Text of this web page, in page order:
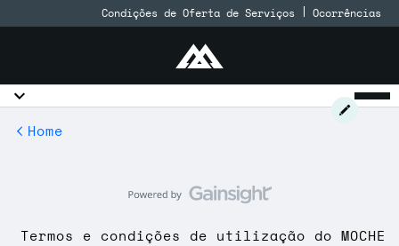
Condições de Oferta de Serviços Ocorrências
Home
Termos e condições de utilização do MOCHE